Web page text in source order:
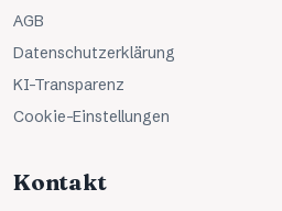
AGB
Datenschutzerklärung
KI-Transparenz
Cookie-Einstellungen
Kontakt